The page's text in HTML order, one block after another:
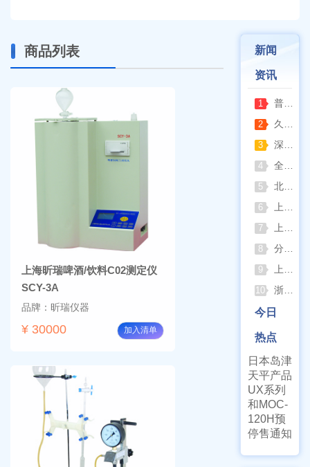
商品列表
上海昕瑞啤酒/饮料C02测定仪
SCY-3A
品牌：昕瑞仪器
¥ 30000 加入清单
新闻
资讯
1 普通烘箱和耐腐蚀烘箱区分
2 久兴医疗高压蒸汽灭菌器：制药科研灭菌的可靠之选
3 深那静音超声波清洗仪：科研洁净新标准，安静高效更安心
4 全自动凯氏定氮仪测定焦炭中氮 上海纤检助力焦化行业精准检测
5 北京六一电泳仪完整选型指南（分电泳槽 + 电源两大模块，按实验场景直接匹配）
6 上海仪电吸光光度法和荧光分析法的异同
7 上海佑科GC-7860系列网络化气相色谱仪
8 分清生物安全柜与洁净工作台 苏州安泰科普两类设备差异
9 上海申安灭菌器外排、内排与干燥功能全解析
10 浙江孚夏：打造合规可靠的实验室洁净装备
今日
热点
日本岛津
天平产品
UX系列
和MOC-
120H预
停售通知